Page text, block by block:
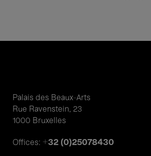
Palais des Beaux-Arts
Rue Ravenstein, 23
1000 Bruxelles
Offices: +32 (0)25078430